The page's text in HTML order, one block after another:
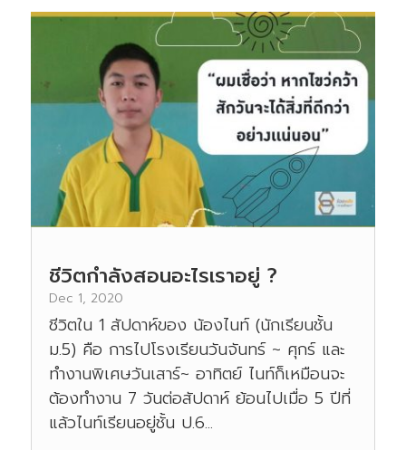
ชีวิตกำลังสอนอะไรเราอยู่ ?
Dec 1, 2020
ชีวิตใน 1 สัปดาห์ของ น้องไนท์ (นักเรียนชั้น
ม.5) คือ การไปโรงเรียนวันจันทร์ ~ ศุกร์ และ
ทำงานพิเศษวันเสาร์~ อาทิตย์ ไนท์ก็เหมือนจะ
ต้องทำงาน 7 วันต่อสัปดาห์ ย้อนไปเมื่อ 5 ปีที่
แล้วไนท์เรียนอยู่ชั้น ป.6...